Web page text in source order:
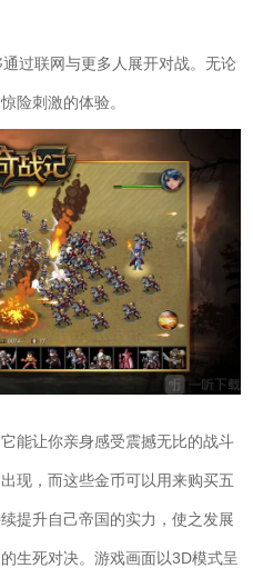
过联网与更多人展开对战。无论
险刺激的体验。
能让你亲身感受震撼无比的战斗
现，而这些金币可以用来购买五
提升自己帝国的实力，使之发展
生死对决。游戏画面以3D模式呈